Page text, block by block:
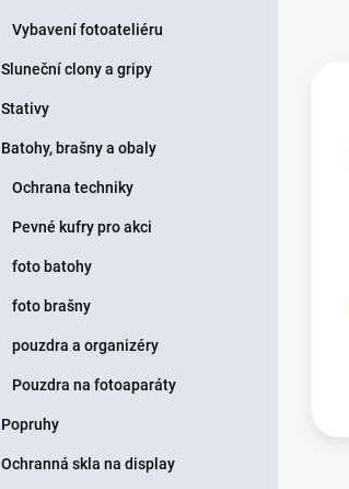
Vybavení fotoateliéru
Sluneční clony a gripy
Stativy
Batohy, brašny a obaly
Ochrana techniky
Pevné kufry pro akci
foto batohy
foto brašny
pouzdra a organizéry
Pouzdra na fotoaparáty
Popruhy
Ochranná skla na display